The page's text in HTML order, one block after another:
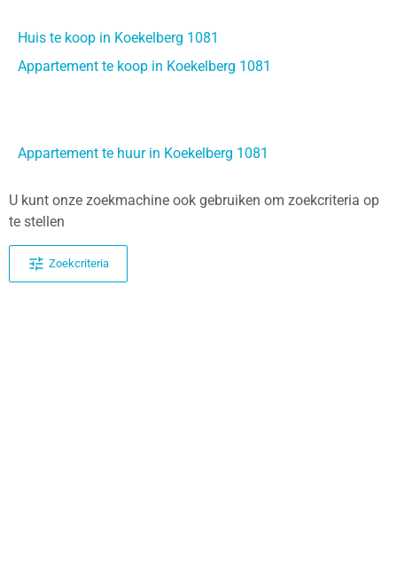
Huis te koop in Koekelberg 1081
Appartement te koop in Koekelberg 1081
Appartement te huur in Koekelberg 1081
U kunt onze zoekmachine ook gebruiken om zoekcriteria op
te stellen
Zoekcriteria